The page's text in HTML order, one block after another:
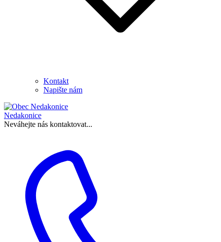
Kontakt
Napište nám
Nedakonice
Neváhejte nás kontaktovat...